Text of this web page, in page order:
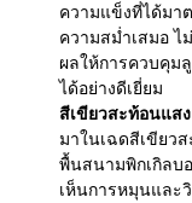
ความแข็งที่ได้มา
ความสม่ำเสมอ ไ
ผลให้การควบคุม
ได้อย่างดีเยี่ยม
สีเขียวสะท้อนแส
มาในเฉดสีเขียว
พื้นสนามพิกเกิลบ
เห็นการหมุนและ